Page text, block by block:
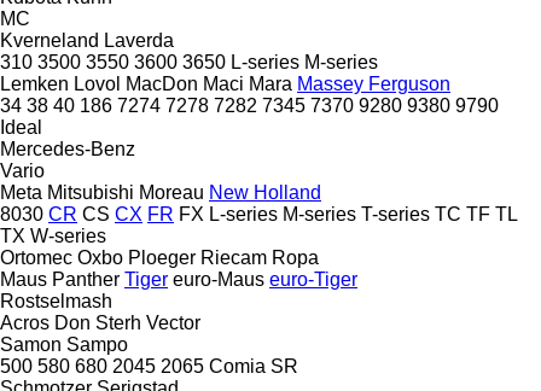
MC
Kverneland Laverda
310 3500 3550 3600 3650 L-series M-series
Lemken Lovol MacDon Maci Mara Massey Ferguson
34 38 40 186 7274 7278 7282 7345 7370 9280 9380 9790
Ideal
Mercedes-Benz
Vario
Meta Mitsubishi Moreau New Holland
8030 CR CS CX FR FX L-series M-series T-series TC TF TL
TX W-series
Ortomec Oxbo Ploeger Riecam Ropa
Maus Panther Tiger euro-Maus euro-Tiger
Rostselmash
Acros Don Sterh Vector
Samon Sampo
500 580 680 2045 2065 Comia SR